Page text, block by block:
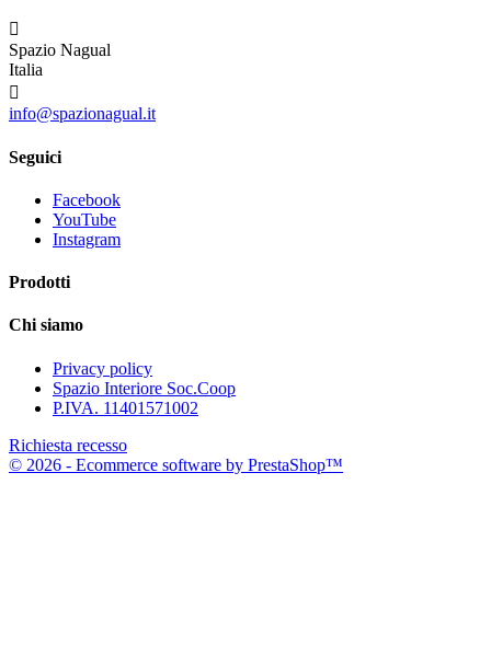

Spazio Nagual
Italia

info@spazionagual.it
Seguici
Facebook
YouTube
Instagram
Prodotti
Chi siamo
Privacy policy
Spazio Interiore Soc.Coop
P.IVA. 11401571002
Richiesta recesso
© 2026 - Ecommerce software by PrestaShop™